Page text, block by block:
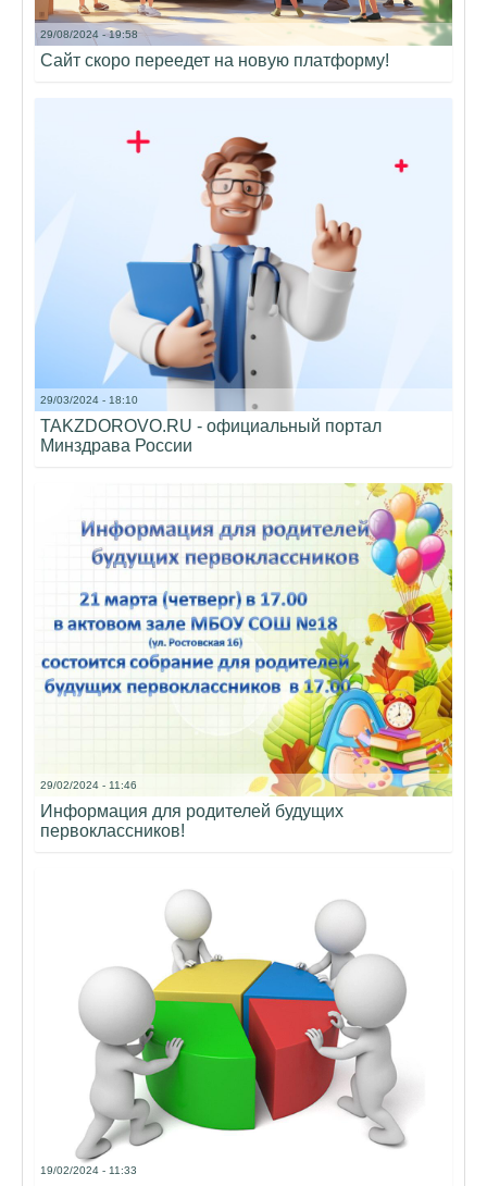
29/08/2024 - 19:58
Сайт скоро переедет на новую платформу!
29/03/2024 - 18:10
TAKZDOROVO.RU - официальный портал
Минздрава России
29/02/2024 - 11:46
Информация для родителей будущих
первоклассников!
19/02/2024 - 11:33